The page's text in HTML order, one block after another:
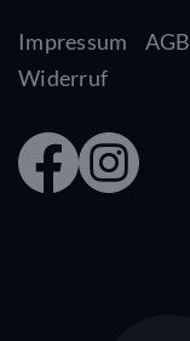
Impressum AGB
Widerruf
Faceb
ook
Insta
gram